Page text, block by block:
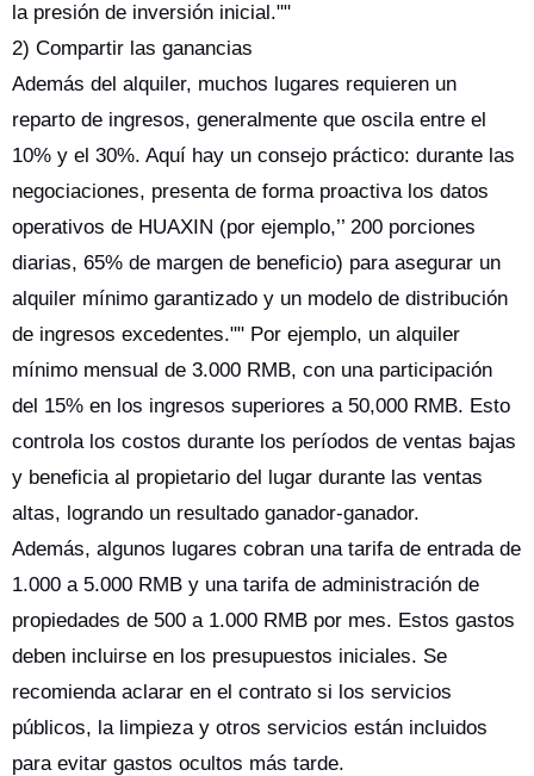
la presión de inversión inicial.""
2) Compartir las ganancias
Además del alquiler, muchos lugares requieren un
reparto de ingresos, generalmente que oscila entre el
10% y el 30%. Aquí hay un consejo práctico: durante las
negociaciones, presenta de forma proactiva los datos
operativos de HUAXIN (por ejemplo,’’ 200 porciones
diarias, 65% de margen de beneficio) para asegurar un
alquiler mínimo garantizado y un modelo de distribución
de ingresos excedentes."" Por ejemplo, un alquiler
mínimo mensual de 3.000 RMB, con una participación
del 15% en los ingresos superiores a 50,000 RMB. Esto
controla los costos durante los períodos de ventas bajas
y beneficia al propietario del lugar durante las ventas
altas, logrando un resultado ganador-ganador.
Además, algunos lugares cobran una tarifa de entrada de
1.000 a 5.000 RMB y una tarifa de administración de
propiedades de 500 a 1.000 RMB por mes. Estos gastos
deben incluirse en los presupuestos iniciales. Se
recomienda aclarar en el contrato si los servicios
públicos, la limpieza y otros servicios están incluidos
para evitar gastos ocultos más tarde.